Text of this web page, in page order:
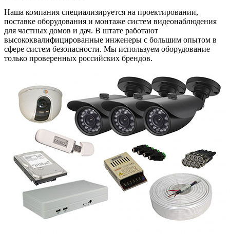
Наша компания специализируется на проектировании,
поставке оборудования и монтаже систем видеонаблюдения
для частных домов и дач. В штате работают
высококвалифицированные инженеры с большим опытом в
сфере систем безопасности. Мы используем оборудование
только проверенных российских брендов.